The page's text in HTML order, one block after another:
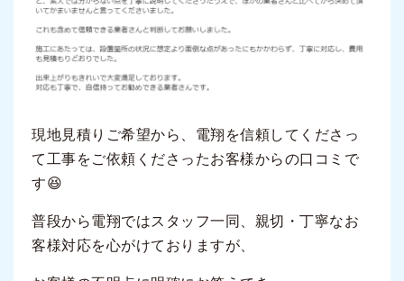
現地見積りご希望から、電翔を信頼してくださっ
て工事をご依頼くださったお客様からの口コミで
す😆
普段から電翔ではスタッフ一同、親切・丁寧なお
客様対応を心がけておりますが、